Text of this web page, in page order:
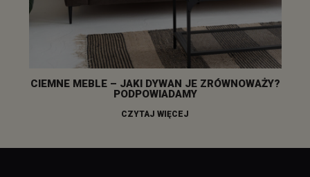
CIEMNE MEBLE – JAKI DYWAN JE ZRÓWNOWAŻY?
PODPOWIADAMY
CZYTAJ WIĘCEJ